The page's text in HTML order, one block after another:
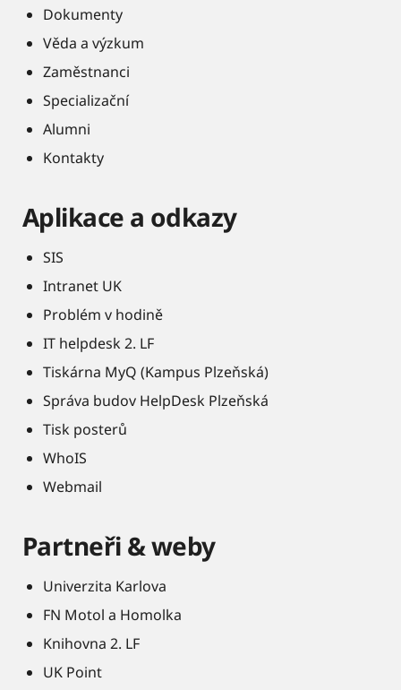
Dokumenty
Věda a výzkum
Zaměstnanci
Specializační
Alumni
Kontakty
Aplikace a odkazy
SIS
Intranet UK
Problém v hodině
IT helpdesk 2. LF
Tiskárna MyQ (Kampus Plzeňská)
Správa budov HelpDesk Plzeňská
Tisk posterů
WhoIS
Webmail
Partneři & weby
Univerzita Karlova
FN Motol a Homolka
Knihovna 2. LF
UK Point